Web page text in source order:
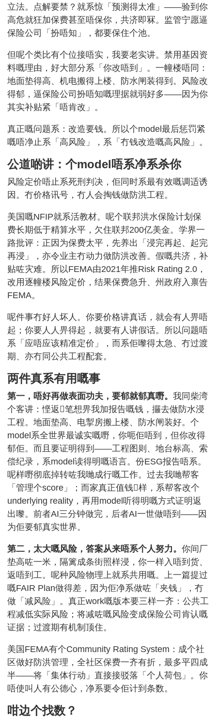
立法。点解要禁？就系惊「预测得太准」——验到你
高危就狂加保费甚至唔保你，共济即冧。监管宁愿逼
保险公司「扮唔知」，都要保住个池。
但呢个类比有个位接唔实，我要老实讲。禁用基因资
料嘅理由，好大部分系「你改唔到」。一幢楼唔同：
地面垫得高、机电搬得上楼、防水闸装得到。风险改
得郁，逼保险公司扮唔知嘅理据就弱好多——因为你
其实补贴紧「唔肯改」。
真正嘅问题系：改造要钱。所以个model最后惩罚紧
嘅唔净止系「高风险」，系「冇钱改造嘅高风险」。
公道啲讲：个model唔系净系杀你
风险定价唔止系死刑判决，佢同时系最有效嘅调适诱
因。冇价格讯号，冇人会掏钱做防洪工程。
美国嘅NFIP就系活教材。呢个联邦洪水保险计划保
费长期低于精算水平，欠住联邦200亿美金。学界一
路批评：正因为保费太平，先养出「浸完再起、起完
再浸」，亦令业主冇动力做防洪改善。假嘅共济，补
贴咗灾难。所以FEMA由2021年推Risk Rating 2.0，
改用逐幢楼风险定价，结果保费急升、州政府入禀告
FEMA。
呢件事冇好人坏人。你要价格讲真话，就会有人畀唔
起；你要人人畀得起，就要有人讲假话。所以问题唔
系「应唔应该精准定价」，而系佢嚟得太急、冇过渡
期、亦冇同公共工程配套。
两件真系有用嘅事
第一，唔好再做表面功夫，要郁就郁真嘢。 我同柴湾
个客讲：悭返𠮶笔想畀我加报告嘅钱，攞去做防水浸
工程。地面垫高、电掣房搬上楼、防水闸装好。个
model系全世界最诚实嘅嘢，你呃佢唔到，但你改得
郁佢。而且要证明得到——工程图则、地台标高、索
偿纪录，系model读得明嘅语言。份ESG报告唔系。
呢样嘢彻底掉转咗我哋成行嘅工作。过去我哋帮客
「管理个score」；而家真正值钱𠮶样，系帮客改个
underlying reality，再用model听得明嘅方式证明返
出嚟。前者AI三分钟做完，后者AI一世做唔到——因
为佢要郁真实世界。
第二，太大嘅风险，答案从来唔系个人努力。 你间厂
垫高咗一米，隔篱成条街照样浸，你一样入唔到货、
返唔到工。呢种风险物理上就系共用嘅。上一篇提过
嘅FAIR Plan做得差，因为佢净系做咗「夹钱」，冇
做「减风险」。真正work嘅版本要三样一齐：公共工
程减低实际风险；将减咗嘅风险变成保险公司肯认嘅
证据；过渡期有机制顶住。
美国FEMA有个Community Rating System：成个社
区做好防洪管理，全社区保费一齐有折，最多平四成
半——将「集体行动」直接接驳落「个人荷包」。你
唔使叫人有公德心，净系要令佢计到条数。
咁边个找数？